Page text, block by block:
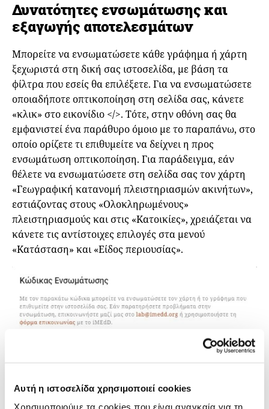
Αυτή η ιστοσελίδα χρησιμοποιεί cookies
Χρησιμοποιούμε τα cookies που είναι αναγκαία για τη
Δυνατότητες ενσωμάτωσης και
εξαγωγής αποτελεσμάτων
Μπορείτε να ενσωματώσετε κάθε γράφημα ή χάρτη
ξεχωριστά στη δική σας ιστοσελίδα, με βάση τα
φίλτρα που εσείς θα επιλέξετε. Για να ενσωματώσετε
οποιαδήποτε οπτικοποίηση στη σελίδα σας, κάνετε
«κλικ» στο εικονίδιο </>. Τότε, στην οθόνη σας θα
εμφανιστεί ένα παράθυρο όμοιο με το παραπάνω, στο
οποίο ορίζετε τι επιθυμείτε να δείχνει η προς
ενσωμάτωση οπτικοποίηση. Για παράδειγμα, εάν
θέλετε να ενσωματώσετε στη σελίδα σας τον χάρτη
«Γεωγραφική κατανομή πλειστηριασμών ακινήτων»,
εστιάζοντας στους «Ολοκληρωμένους»
πλειστηριασμούς και στις «Κατοικίες», χρειάζεται να
κάνετε τις αντίστοιχες επιλογές στα μενού
«Κατάσταση» και «Είδος περιουσίας».